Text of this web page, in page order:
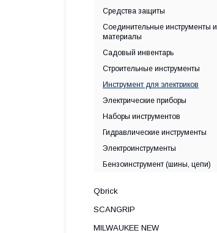
Средства защиты
Соединительные инструменты и
материалы
Садовый инвентарь
Строительные инструменты
Инструмент для электриков
Электрические приборы
Наборы инструментов
Гидравлические инструменты
Электроинструменты
Бензоинструмент (шины, цепи)
Qbrick
SCANGRIP
MILWAUKEE NEW